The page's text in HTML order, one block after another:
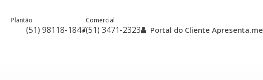
(51) 98118-1847
Plantão
(51) 3471-2323
Comercial
Portal do Cliente Apresenta.me